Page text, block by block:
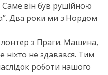
він був рушійною
Два роки ми з Нордом
з Праги. Машина,
ніхто не здавався. Тим
роботи нашого